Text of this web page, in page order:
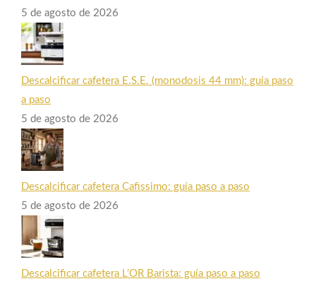
5 de agosto de 2026
Descalcificar cafetera E.S.E. (monodosis 44 mm): guía paso
a paso
5 de agosto de 2026
Descalcificar cafetera Cafissimo: guía paso a paso
5 de agosto de 2026
Descalcificar cafetera L’OR Barista: guía paso a paso